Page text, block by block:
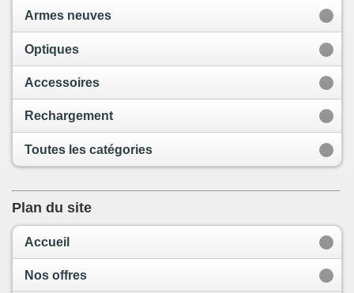
Armes neuves
Optiques
Accessoires
Rechargement
Toutes les catégories
Plan du site
Accueil
Nos offres